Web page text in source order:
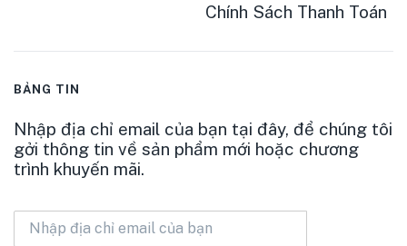
Chính Sách Thanh Toán
BẢNG TIN
Nhập địa chỉ email của bạn tại đây, để chúng tôi
gởi thông tin về sản phẩm mới hoặc chương
trình khuyến mãi.